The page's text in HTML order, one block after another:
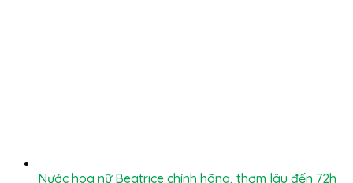
Nước hoa nữ Beatrice chính hãng, thơm lâu đến 72h